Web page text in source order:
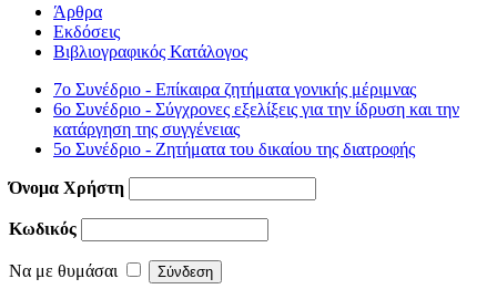
Άρθρα
Εκδόσεις
Βιβλιογραφικός Κατάλογος
7ο Συνέδριο - Επίκαιρα ζητήματα γονικής μέριμνας
6ο Συνέδριο - Σύγχρονες εξελίξεις για την ίδρυση και την
κατάργηση της συγγένειας
5ο Συνέδριο - Ζητήματα του δικαίου της διατροφής
Όνομα Χρήστη
Κωδικός
Να με θυμάσαι